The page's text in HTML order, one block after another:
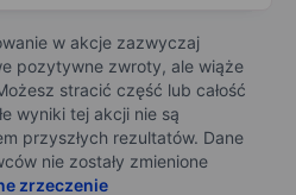
w akcje zazwyczaj
pozytywne zwroty, ale wiąże
stracić część lub całość
wyniki tej akcji nie są
przyszłych rezultatów. Dane
nie zostały zmienione
zrzeczenie